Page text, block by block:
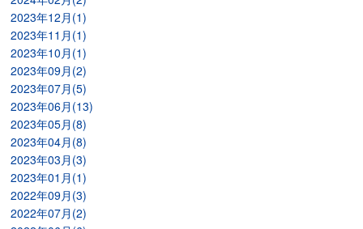
2023年12月(1)
2023年11月(1)
2023年10月(1)
2023年09月(2)
2023年07月(5)
2023年06月(13)
2023年05月(8)
2023年04月(8)
2023年03月(3)
2023年01月(1)
2022年09月(3)
2022年07月(2)